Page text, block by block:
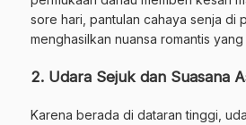
sore hari, pantulan cahaya senja di
menghasilkan nuansa romantis
2. Udara Sejuk dan Suasana
Karena berada di dataran tinggi,